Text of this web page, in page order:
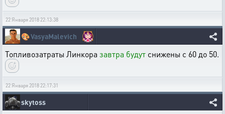
22 Января 2018 22:13:38
🎨VasyaMalevich
Топливозатраты Линкора завтра будут снижены с 60 до 50.
22 Января 2018 22:17:31
skytoss